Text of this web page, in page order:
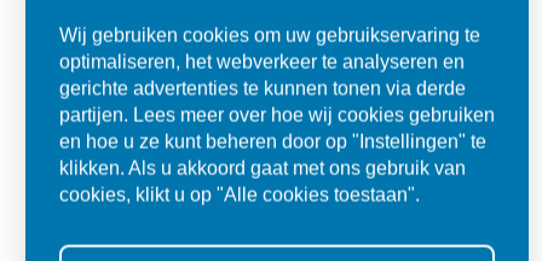
Wij gebruiken cookies om uw gebruikservaring te
optimaliseren, het webverkeer te analyseren en
gerichte advertenties te kunnen tonen via derde
partijen. Lees meer over hoe wij cookies gebruiken
en hoe u ze kunt beheren door op "Instellingen" te
klikken. Als u akkoord gaat met ons gebruik van
cookies, klikt u op "Alle cookies toestaan".